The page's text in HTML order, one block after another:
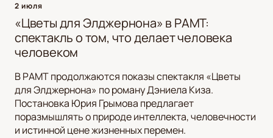
2 июля
«Цветы для Элджернона» в РАМТ:
спектакль о том, что делает человека
человеком
В РАМТ продолжаются показы спектакля «Цветы
для Элджернона» по роману Дэниела Киза.
Постановка Юрия Грымова предлагает
поразмышлять о природе интеллекта, человечности
и истинной цене жизненных перемен.